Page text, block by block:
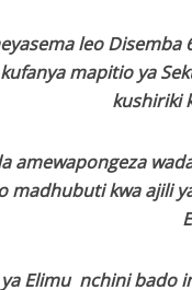
leo
mapitio ya
kushiriki
amewapongeza
madhubuti kwa ajili
ya Elimu nchini bado